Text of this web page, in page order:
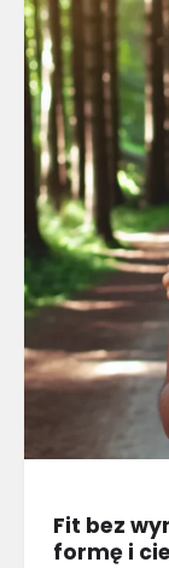
Fit bez
formę i